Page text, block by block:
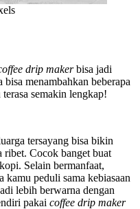
drip makerbisa jadi
menambahkan beberapa
semakin lengkap!
tersayang bisa bikin
ribet. Cocok banget buat
Selain bermanfaat,
peduli sama kebiasaan
lebih berwarna dengan
pakai coffee drip maker